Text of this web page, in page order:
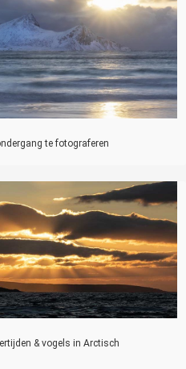
te fotograferen
& vogels in Arctisch